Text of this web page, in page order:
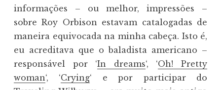
informações – ou melhor, impressões –
sobre Roy Orbison estavam catalogadas de
maneira equivocada na minha cabeça. Isto é,
eu acreditava que o baladista americano –
responsável por ‘In dreams‘, ‘Oh! Pretty
woman‘, ‘Crying‘ e por participar do